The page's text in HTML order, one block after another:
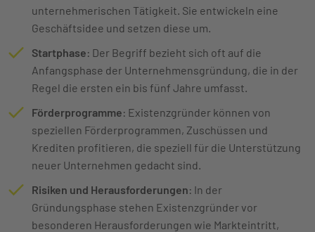
unternehmerischen Tätigkeit. Sie entwickeln eine
Geschäftsidee und setzen diese um.
Startphase: Der Begriff bezieht sich oft auf die
Anfangsphase der Unternehmensgründung, die in der
Regel die ersten ein bis fünf Jahre umfasst.
Förderprogramme: Existenzgründer können von
speziellen Förderprogrammen, Zuschüssen und
Krediten profitieren, die speziell für die Unterstützung
neuer Unternehmen gedacht sind.
Risiken und Herausforderungen: In der
Gründungsphase stehen Existenzgründer vor
besonderen Herausforderungen wie Markteintritt,